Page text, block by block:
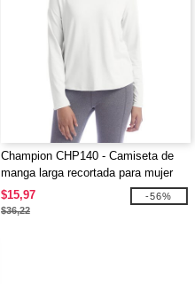
Champion CHP140 - Camiseta de
manga larga recortada para mujer
$15,97
$36,22
-56%